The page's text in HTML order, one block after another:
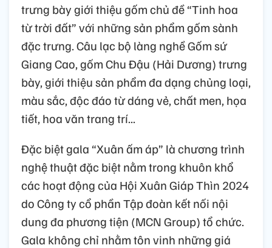
trưng bày giới thiệu gốm chủ đề “Tinh hoa
từ trời đất” với những sản phẩm gốm sành
đặc trưng. Câu lạc bộ làng nghề Gốm sứ
Giang Cao, gốm Chu Đậu (Hải Dương) trưng
bày, giới thiệu sản phẩm đa dạng chủng loại,
màu sắc, độc đáo từ dáng vẻ, chất men, họa
tiết, hoa văn trang trí...
Đặc biệt gala “Xuân ấm áp” là chương trình
nghệ thuật đặc biệt nằm trong khuôn khổ
các hoạt động của Hội Xuân Giáp Thìn 2024
do Công ty cổ phần Tập đoàn kết nối nội
dung đa phương tiện (MCN Group) tổ chức.
Gala không chỉ nhằm tôn vinh những giá